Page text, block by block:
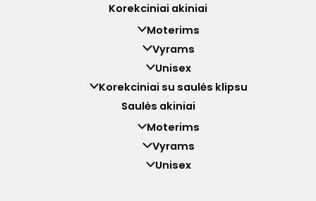
Korekciniai akiniai
Moterims
Vyrams
Unisex
Korekciniai su saulės klipsu
Saulės akiniai
Moterims
Vyrams
Unisex